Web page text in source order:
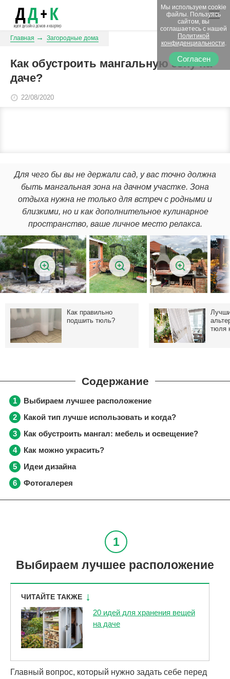
Главная Загородные дома
Как обустроить мангальную зону на
даче?
22/08/2020
Для чего бы вы не держали сад, у вас точно должна
быть мангальная зона на дачном участке. Зона
отдыха нужна не только для встреч с родными и
близкими, но и как дополнительное кулинарное
пространство, ваше личное место релакса.
Как правильно
подшить тюль?
тюля
Выбираем лучшее расположение
Какой тип лучше использовать и когда?
Как обустроить мангал: мебель и освещение?
Как можно украсить?
Идеи дизайна
Фотогалерея
Выбираем лучшее расположение
ЧИТАЙТЕ ТАКЖЕ
20 идей для хранения вещей
на даче
Главный вопрос, который нужно задать себе перед
Мы используем cookie
файлы. Пользуясь
сайтом, вы
соглашаетесь с нашей
Политикой
конфиденциальности.
Согласен